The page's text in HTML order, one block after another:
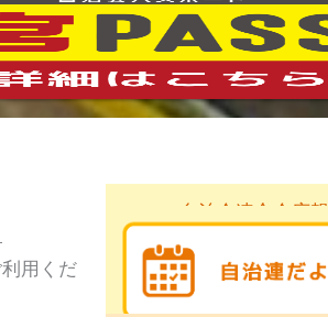
用くだ
自治会連合会広報